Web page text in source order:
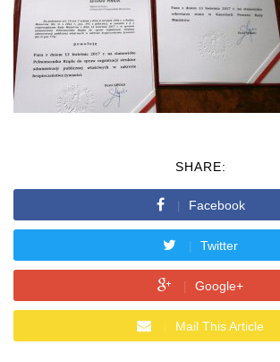
SHARE:
Facebook
Twitter
Google+
Mail This Article